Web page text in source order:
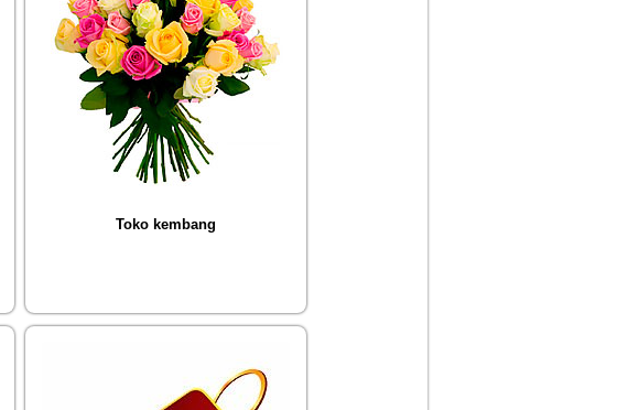
Toko kembang